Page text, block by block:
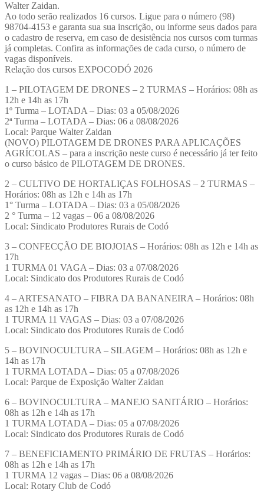
Walter Zaidan.
Ao todo serão realizados 16 cursos. Ligue para o número (98)
98704-4153 e garanta sua sua inscrição, ou informe seus dados para
o cadastro de reserva, em caso de desistência nos cursos com turmas
já completas. Confira as informações de cada curso, o número de
vagas disponíveis.
Relação dos cursos EXPOCODÓ 2026
1 – PILOTAGEM DE DRONES – 2 TURMAS – Horários: 08h as
12h e 14h as 17h
1º Turma – LOTADA – Dias: 03 a 05/08/2026
2ª Turma – LOTADA – Dias: 06 a 08/08/2026
Local: Parque Walter Zaidan
(NOVO) PILOTAGEM DE DRONES PARA APLICAÇÕES
AGRÍCOLAS – para a inscrição neste curso é necessário já ter feito
o curso básico de PILOTAGEM DE DRONES.
2 – CULTIVO DE HORTALIÇAS FOLHOSAS – 2 TURMAS –
Horários: 08h as 12h e 14h as 17h
1° Turma – LOTADA – Dias: 03 a 05/08/2026
2 ° Turma – 12 vagas – 06 a 08/08/2026
Local: Sindicato Produtores Rurais de Codó
3 – CONFECÇÃO DE BIOJOIAS – Horários: 08h as 12h e 14h as
17h
1 TURMA 01 VAGA – Dias: 03 a 07/08/2026
Local: Sindicato dos Produtores Rurais de Codó
4 – ARTESANATO – FIBRA DA BANANEIRA – Horários: 08h
as 12h e 14h as 17h
1 TURMA 11 VAGAS – Dias: 03 a 07/08/2026
Local: Sindicato dos Produtores Rurais de Codó
5 – BOVINOCULTURA – SILAGEM – Horários: 08h as 12h e
14h as 17h
1 TURMA LOTADA – Dias: 05 a 07/08/2026
Local: Parque de Exposição Walter Zaidan
6 – BOVINOCULTURA – MANEJO SANITÁRIO – Horários:
08h as 12h e 14h as 17h
1 TURMA LOTADA – Dias: 05 a 07/08/2026
Local: Sindicato dos Produtores Rurais de Codó
7 – BENEFICIAMENTO PRIMÁRIO DE FRUTAS – Horários:
08h as 12h e 14h as 17h
1 TURMA 12 vagas – Dias: 06 a 08/08/2026
Local: Rotary Club de Codó